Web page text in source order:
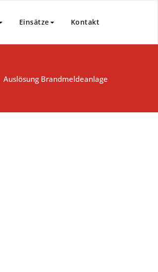
Einsätze Kontakt
Auslösung Brandmeldeanlage